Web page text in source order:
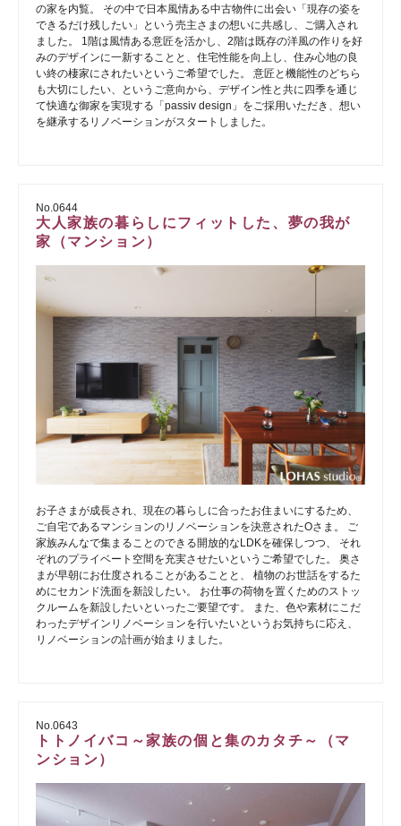
の家を内覧。 その中で日本風情ある中古物件に出会い「現存の姿を
できるだけ残したい」という売主さまの想いに共感し、ご購入され
ました。 1階は風情ある意匠を活かし、2階は既存の洋風の作りを好
みのデザインに一新することと、住宅性能を向上し、住み心地の良
い終の棲家にされたいというご希望でした。 意匠と機能性のどちら
も大切にしたい、というご意向から、デザイン性と共に四季を通じ
て快適な御家を実現する「passiv design」をご採用いただき、想い
を継承するリノベーションがスタートしました。
No.0644
大人家族の暮らしにフィットした、夢の我が
家（マンション）
お子さまが成長され、現在の暮らしに合ったお住まいにするため、
ご自宅であるマンションのリノベーションを決意されたOさま。 ご
家族みんなで集まることのできる開放的なLDKを確保しつつ、 それ
ぞれのプライベート空間を充実させたいというご希望でした。 奥さ
まが早朝にお仕度されることがあることと、 植物のお世話をするた
めにセカンド洗面を新設したい。 お仕事の荷物を置くためのストッ
クルームを新設したいといったご要望です。 また、色や素材にこだ
わったデザインリノベーションを行いたいというお気持ちに応え、
リノベーションの計画が始まりました。
No.0643
トトノイバコ～家族の個と集のカタチ～（マ
ンション）